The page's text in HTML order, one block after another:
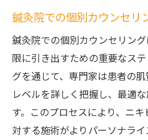
鍼灸院での個別カウンセリ
鍼灸院での個別カウンセリン
限に引き出すための重要なス
グを通じて、専門家は患者の
レベルを詳しく把握し、最適
す。このプロセスにより、ニ
対する施術がよりパーソナラ